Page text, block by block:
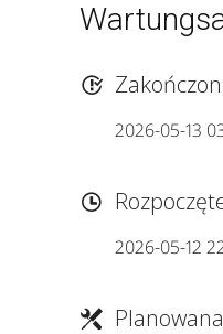
2026-05-13
2026-05-12